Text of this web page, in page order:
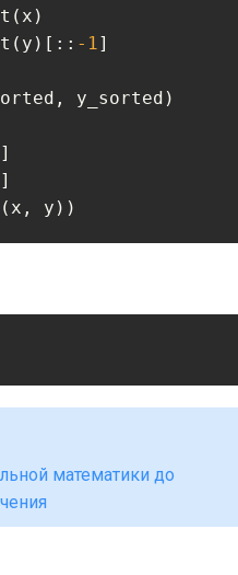
-1 ]
y_sorted)
]
]
y))
математики до